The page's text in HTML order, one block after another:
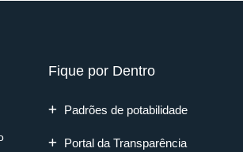
Fique por Dentro
Padrões de potabilidade
Portal da Transparência